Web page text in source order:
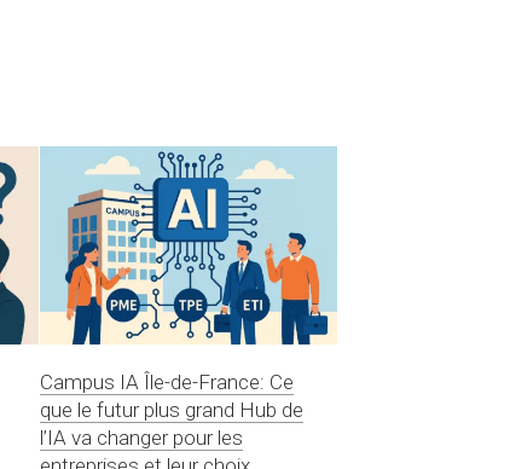
Campus IA Île-de-France: Ce
que le futur plus grand Hub de
l’IA va changer pour les